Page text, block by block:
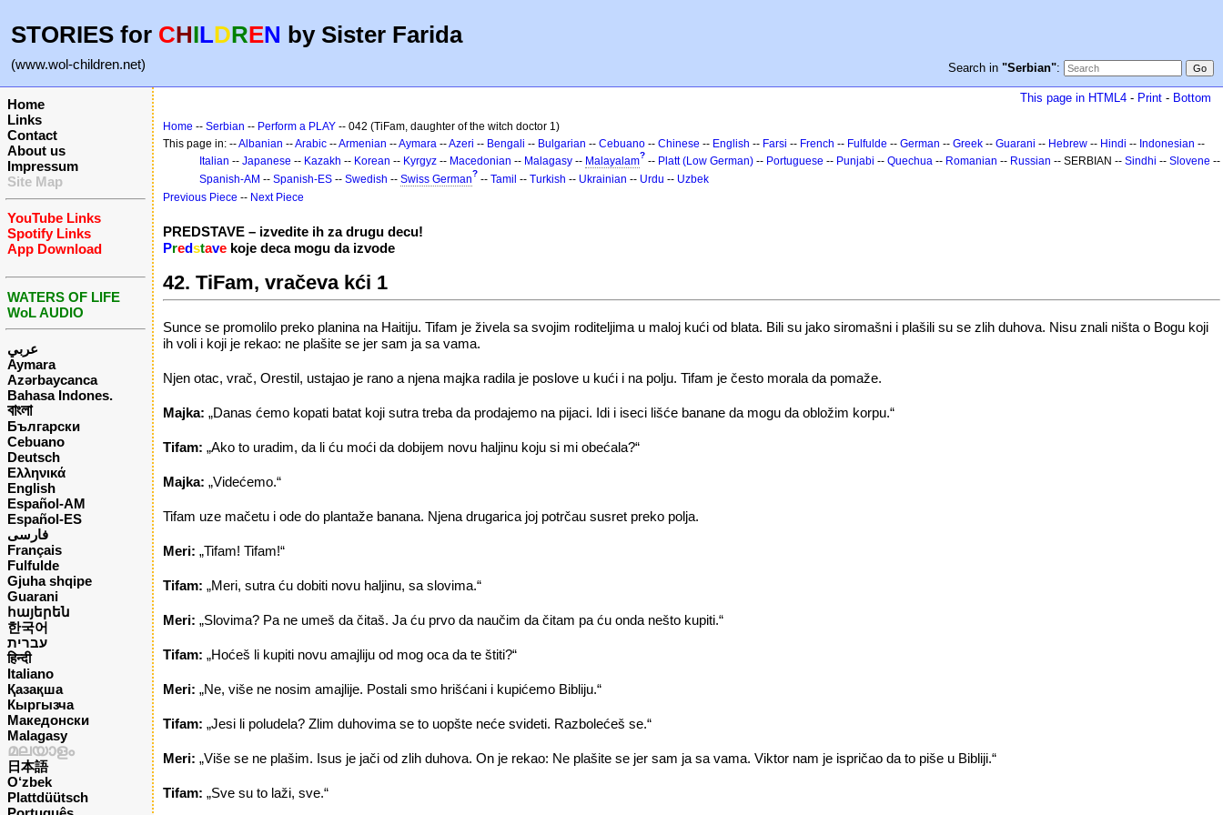
STORIES for CHILDREN by Sister Farida
(www.wol-children.net) Search in "Serbian":
Home
Links
Contact
About us
Impressum
Site Map
YouTube Links
Spotify Links
App Download
WATERS OF LIFE
WoL AUDIO
عربي
Aymara
Azərbaycanca
Bahasa Indones.
বাংলা
Български
Cebuano
Deutsch
Ελληνικά
English
Español-AM
Español-ES
فارسی
Français
Fulfulde
Gjuha shqipe
Guarani
հայերեն
한국어
עברית
हिन्दी
Italiano
Қазақша
Кыргызча
Македонски
Malagasy
മലയാളം
日本語
O‘zbek
Plattdüütsch
This page in HTML4 - Print - Bottom
Home -- Serbian -- Perform a PLAY -- 042 (TiFam, daughter of the witch doctor 1)
This page in: --Albanian --Arabic --Armenian --Aymara --Azeri -- Bengali -- Bulgarian -- Cebuano -- Chinese -- English -- Farsi -- French -- Fulfulde -- German -- Greek -- Guarani -- Hebrew -- Hindi -- Indonesian --
Italian -- Japanese -- Kazakh -- Korean -- Kyrgyz -- Macedonian -- Malagasy -- Malayalam? -- Platt (Low German) -- Portuguese -- Punjabi -- Quechua -- Romanian -- Russian -- SERBIAN -- Sindhi -- Slovene --
Spanish-AM -- Spanish-ES -- Swedish -- Swiss German? -- Tamil -- Turkish -- Ukrainian -- Urdu -- Uzbek
Previous Piece -- Next Piece
PREDSTAVE – izvedite ih za drugu decu!
Predstave koje deca mogu da izvode
42. TiFam, vračeva kći 1
Sunce se promolilo preko planina na Haitiju. Tifam je živela sa svojim roditeljima u maloj kući od blata. Bili su jako siromašni i plašili su se zlih duhova. Nisu znali ništa o Bogu koji
ih voli i koji je rekao: ne plašite se jer sam ja sa vama.
Njen otac, vrač, Orestil, ustajao je rano a njena majka radila je poslove u kući i na polju. Tifam je često morala da pomaže.
Majka: „Danas ćemo kopati batat koji sutra treba da prodajemo na pijaci. Idi i iseci lišće banane da mogu da obložim korpu.“
Tifam: „Ako to uradim, da li ću moći da dobijem novu haljinu koju si mi obećala?“
Majka: „Videćemo.“
Tifam uze mačetu i ode do plantaže banana. Njena drugarica joj potrčau susret preko polja.
Meri: „Tifam! Tifam!“
Tifam: „Meri, sutra ću dobiti novu haljinu, sa slovima.“
Meri: „Slovima? Pa ne umeš da čitaš. Ja ću prvo da naučim da čitam pa ću onda nešto kupiti.“
Tifam: „Hoćeš li kupiti novu amajliju od mog oca da te štiti?“
Meri: „Ne, više ne nosim amajlije. Postali smo hrišćani i kupićemo Bibliju.“
Tifam: „Jesi li poludela? Zlim duhovima se to uopšte neće svideti. Razbolećeš se.“
Meri: „Više se ne plašim. Isus je jači od zlih duhova. On je rekao: Ne plašite se jer sam ja sa vama. Viktor nam je ispričao da to piše u Bibliji.“
Tifam: „Sve su to laži, sve.“